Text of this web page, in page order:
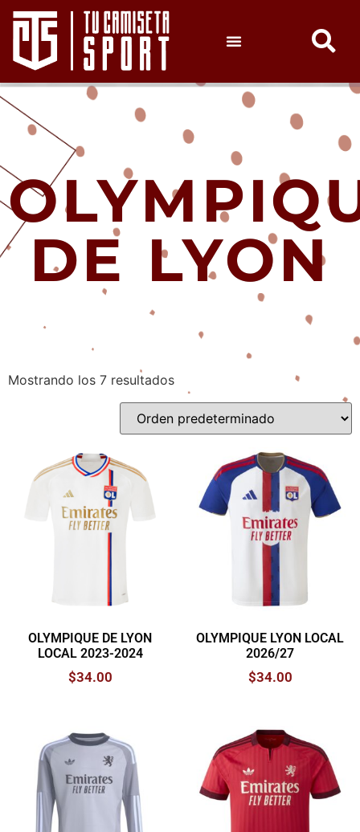
DE LYON
Mostrando los 7 resultados
OLYMPIQUE DE LYON
LOCAL 2023-2024
$34.00
OLYMPIQUE LYON LOCAL
2026/27
$34.00